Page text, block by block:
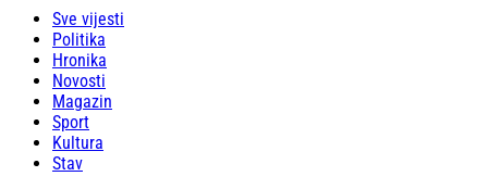
Sve vijesti
Politika
Hronika
Novosti
Magazin
Sport
Kultura
Stav